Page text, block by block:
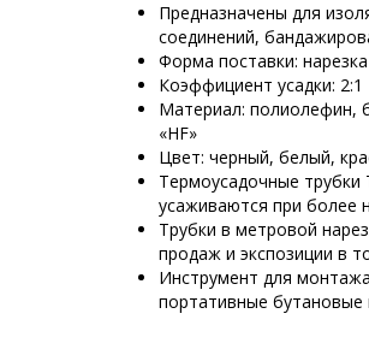
Предназначены для
соединений,
Форма поставки:
Коэффициент усадки: 2:1
Материал: полиолефин,
«HF»
Цвет: черный, белый,
Термоусадочные
усаживаются при более
Трубки в метровой
продаж и экспозиции в
Инструмент для
портативные бутановые